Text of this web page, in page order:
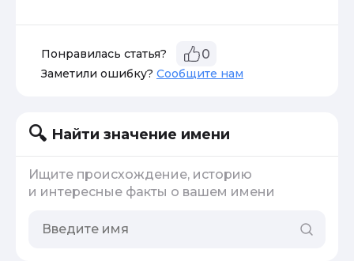
Понравилась статья? 0
Заметили ошибку? Сообщите нам
Найти значение имени
Ищите происхождение, историю
и интересные факты о вашем имени